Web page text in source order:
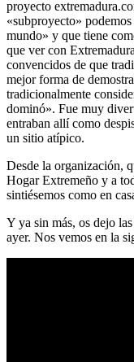
proyecto
«subproyecto»
mundo» y que tiene
que ver con
convencidos de que
mejor forma de
tradicionalmente
dominó». Fue muy
entraban allí como
un sitio atípico.
Desde la organización,
Hogar Extremeño y a
sintiésemos como en
Y ya sin más, os dejo
ayer. Nos vemos en la